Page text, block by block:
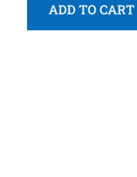
ADD TO CART